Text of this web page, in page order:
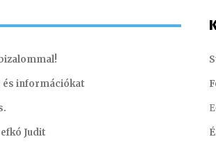
és információkat
Judit